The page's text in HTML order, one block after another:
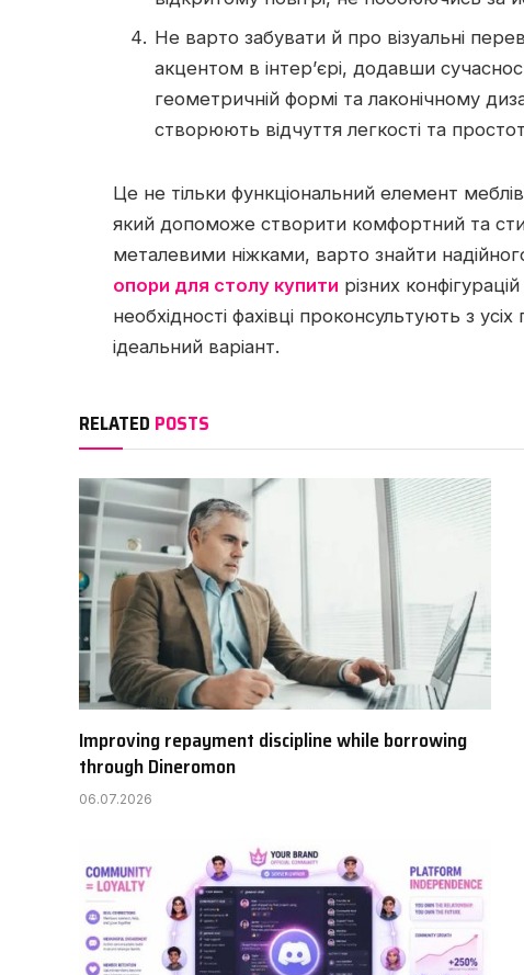
Не варто забувати й про візуальні
акцентом в інтер’єрі, додавши
геометричній формі та лаконічному
створюють відчуття легкості та
Це не тільки функціональний елемент
який допоможе створити комфортний та
металевими ніжками, варто знайти
опори для столу купити різних
необхідності фахівці проконсультують з
ідеальний варіант.
RELATED POSTS
Improving repayment discipline while borrowing
through Dineromon
06.07.2026